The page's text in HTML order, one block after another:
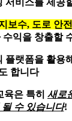
서비스를 제공
보수, 도로 안
수익을 창출할
플랫폼을 활용
합니다
육은 특히 새로
될 수 있습니다!